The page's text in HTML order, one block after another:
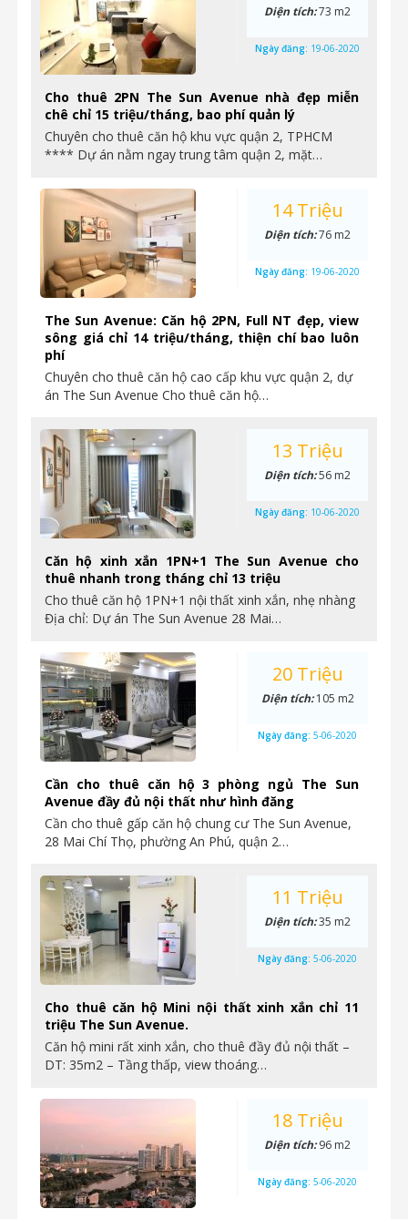
Cho thuê 2PN The Sun Avenue nhà đẹp miễn
chê chỉ 15 triệu/tháng, bao phí quản lý
Chuyên cho thuê căn hộ khu vực quận 2, TPHCM
**** Dự án nằm ngay trung tâm quận 2, mặt…
Diện tích:73 m2
Ngày đăng: 19-06-2020
The Sun Avenue: Căn hộ 2PN, Full NT đẹp, view
sông giá chỉ 14 triệu/tháng, thiện chí bao luôn
phí
Chuyên cho thuê căn hộ cao cấp khu vực quận 2, dự
án The Sun Avenue Cho thuê căn hộ…
14 Triệu
Diện tích:76 m2
Ngày đăng: 19-06-2020
Căn hộ xinh xắn 1PN+1 The Sun Avenue cho
thuê nhanh trong tháng chỉ 13 triệu
Cho thuê căn hộ 1PN+1 nội thất xinh xắn, nhẹ nhàng
Địa chỉ: Dự án The Sun Avenue 28 Mai…
13 Triệu
Diện tích:56 m2
Ngày đăng: 10-06-2020
Cần cho thuê căn hộ 3 phòng ngủ The Sun
Avenue đầy đủ nội thất như hình đăng
Cần cho thuê gấp căn hộ chung cư The Sun Avenue,
28 Mai Chí Thọ, phường An Phú, quận 2…
20 Triệu
Diện tích:105 m2
Ngày đăng: 5-06-2020
Cho thuê căn hộ Mini nội thất xinh xắn chỉ 11
triệu The Sun Avenue.
Căn hộ mini rất xinh xắn, cho thuê đầy đủ nội thất –
DT: 35m2 – Tầng thấp, view thoáng…
11 Triệu
Diện tích:35 m2
Ngày đăng: 5-06-2020
18 Triệu
Diện tích:96 m2
Ngày đăng: 5-06-2020